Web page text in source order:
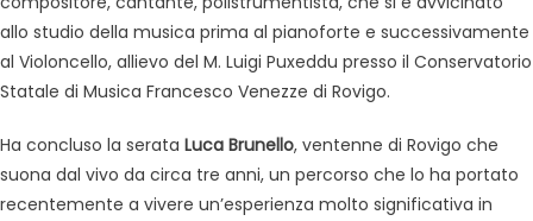
allo studio della musica prima al pianoforte e successivamente
al Violoncello, allievo del M. Luigi Puxeddu presso il Conservatorio
Statale di Musica Francesco Venezze di Rovigo.
Ha concluso la serata Luca Brunello, ventenne di Rovigo che
suona dal vivo da circa tre anni, un percorso che lo ha portato
recentemente a vivere un’esperienza molto significativa in